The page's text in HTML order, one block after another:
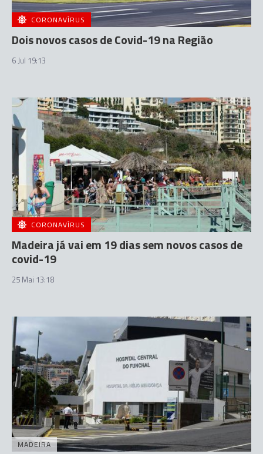
CORONAVÍRUS
Dois novos casos de Covid-19 na Região
6 Jul 19:13
CORONAVÍRUS
Madeira já vai em 19 dias sem novos casos de
covid-19
25 Mai 13:18
MADEIRA